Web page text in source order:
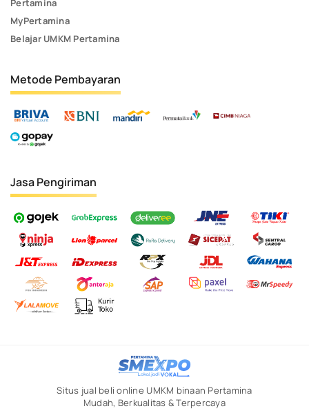
Pertamina
MyPertamina
Belajar UMKM Pertamina
Metode Pembayaran
Jasa Pengiriman
Situs jual beli online UMKM binaan Pertamina
Mudah, Berkualitas & Terpercaya